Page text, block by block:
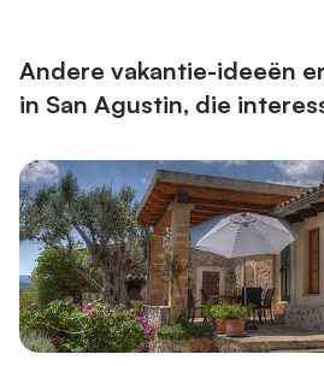
woonkamer. Het biedt plaats a...
Andere vakantie-ideeën
in San Agustin, die